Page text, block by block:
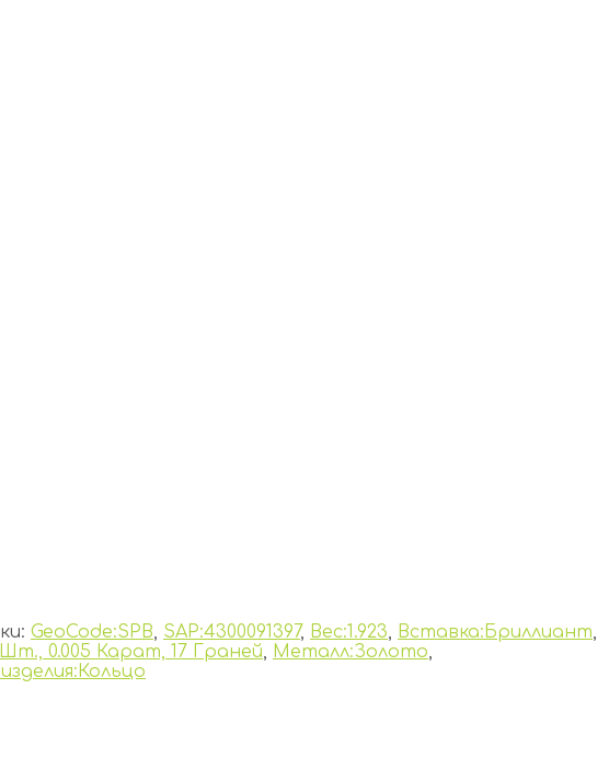
GeoCode:SPB, SAP:4300091397, Вес:1.923, Вставка:Бриллиант,
0.005 Карат, 17 Граней, Металл:Золото,